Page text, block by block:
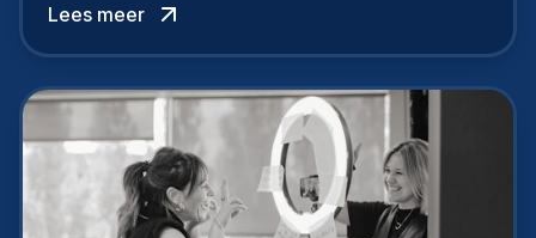
niet van vandaag op morgen. Hoe pak je dat
aan, starten met employer branding?
Lees meer